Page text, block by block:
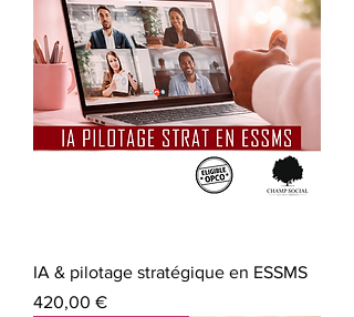
IA & pilotage stratégique en ESSMS
Prix
420,00 €